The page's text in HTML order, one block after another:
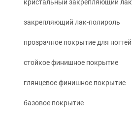
кристальный закрепляющий лак
закрепляющий лак-полироль
прозрачное покрытие для ногтей
стойкое финишное покрытие
глянцевое финишное покрытие
базовое покрытие